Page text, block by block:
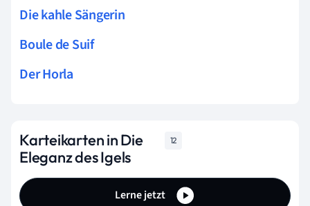
Die kahle Sängerin
Boule de Suif
Der Horla
Karteikarten in Die
Eleganz des Igels
12
Lerne jetzt